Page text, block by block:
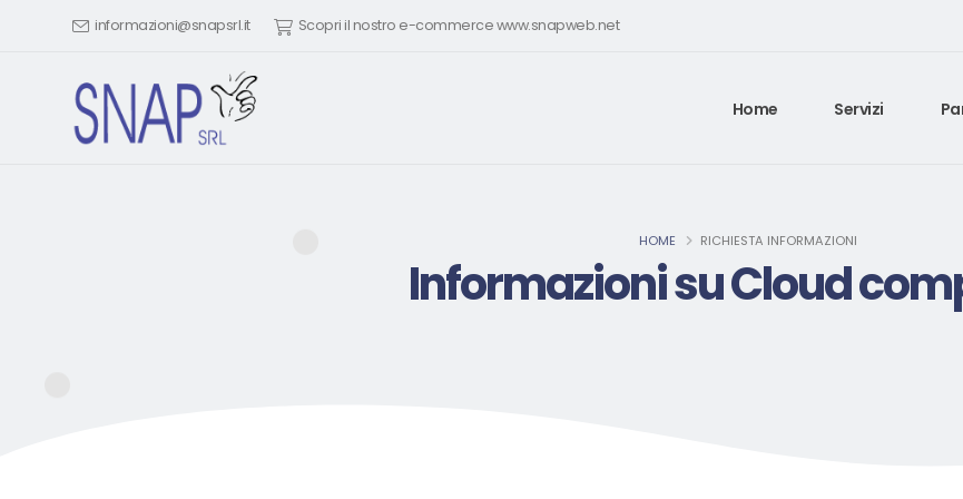
informazioni@snapsrl.it Scopri il nostro e-commerce www.snapweb.net
Home Servizi
HOME RICHIESTA INFORMAZIONI
Informazioni su Cloud